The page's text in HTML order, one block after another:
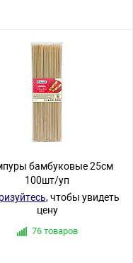
бамбуковые 25см
100шт/уп
, чтобы увидеть
цену
76 товаров